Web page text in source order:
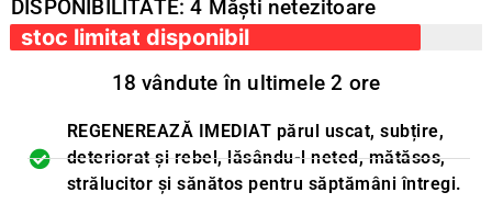
DISPONIBILITATE: 4 Măști netezitoare
stoc limitat disponibil
18 vândute în ultimele 2 ore
REGENEREAZĂ IMEDIAT părul uscat, subțire,
deteriorat și rebel, lăsându-l neted, mătăsos,
strălucitor și sănătos pentru săptămâni întregi.